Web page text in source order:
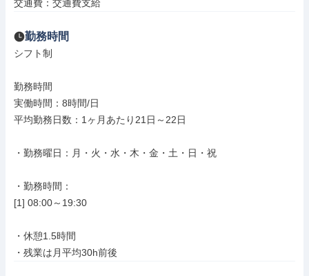
交通費：交通費支給
勤務時間
シフト制
勤務時間
実働時間：8時間/日
平均勤務日数：1ヶ月あたり21日～22日
・勤務曜日：月・火・水・木・金・土・日・祝
・勤務時間：
[1] 08:00～19:30
・休憩1.5時間
・残業は月平均30h前後